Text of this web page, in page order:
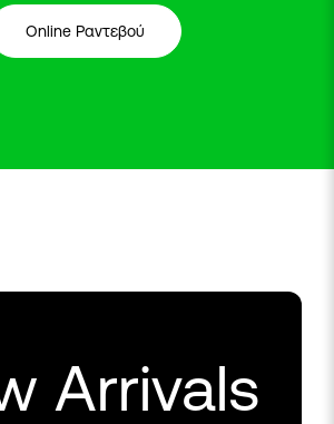
Online Ραντεβού
Arrivals